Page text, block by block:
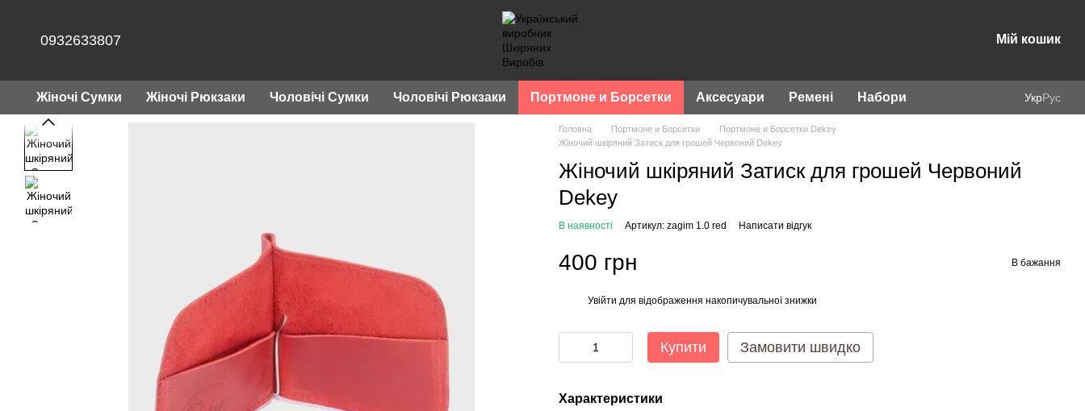
0932633807 Мій кошик
Жіночі Сумки Жіночі Рюкзаки Чоловічі Сумки Чоловічі Рюкзаки Портмоне и Борсетки Аксесуари Ремені Набори УкрРус
Головна Портмоне и Борсетки
Портмоне и Борсетки Dekey
Жіночий шкіряний Затиск для грошей Червоний Dekey
Жіночий шкіряний Затиск для грошей Червоний
Dekey
В наявності Артикул: zagim 1.0 red Написати відгук
400 грн В бажання
Увійти для відображення накопичувальної знижки
Купити Замовити швидко
Характеристики